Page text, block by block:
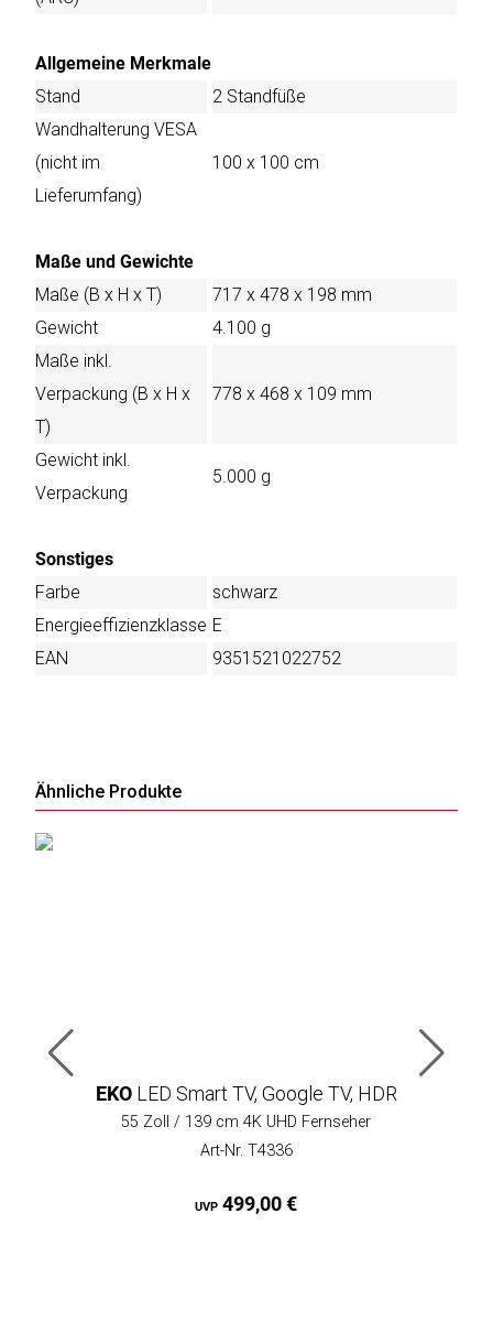
Allgemeine Merkmale
Stand
2 Standfüße
Wandhalterung VESA
(nicht im
Lieferumfang)
100 x 100 cm
Maße und Gewichte
Maße (B x H x T)
717 x 478 x 198 mm
Gewicht
4.100 g
Maße inkl.
Verpackung (B x H x
T)
778 x 468 x 109 mm
Gewicht inkl.
Verpackung
5.000 g
Sonstiges
Farbe
schwarz
Energieeffizienzklasse E
EAN
9351521022752
Ähnliche Produkte
EKOLED Smart TV, Google TV, HDR
55 Zoll / 139 cm 4K UHD Fernseher
Art-Nr. T4336
UVP 499,00 €